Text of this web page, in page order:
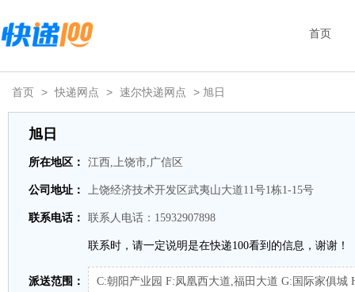
首页
首页 > 快递网点 > 速尔快递网点 > 旭日
旭日
所在地区： 江西,上饶市,广信区
公司地址： 上饶经济技术开发区武夷山大道11号1栋1-15号
联系电话： 联系人电话：15932907898
联系时，请一定说明是在快递100看到的信息，谢谢！
派送范围： C:朝阳产业园 F:凤凰西大道,福田大道 G:国际家俱城